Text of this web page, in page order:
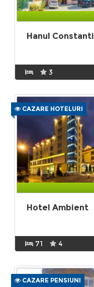
Hanul
3
CAZARE HOTELURI
Hotel Ambient
71 4
CAZARE PENSIUNI